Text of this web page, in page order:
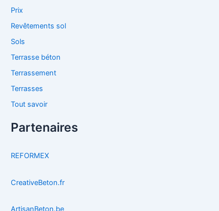
Prix
Revêtements sol
Sols
Terrasse béton
Terrassement
Terrasses
Tout savoir
Partenaires
REFORMEX
CreativeBeton.fr
ArtisanBeton.be